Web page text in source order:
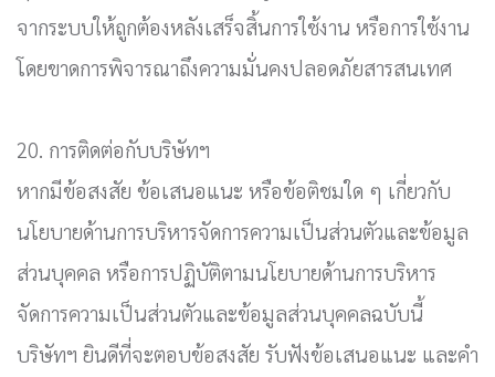
จากระบบให้ถูกต้องหลังเสร็จสิ้นการใช้งาน หรือการใช้งาน
โดยขาดการพิจารณาถึงความมั่นคงปลอดภัยสารสนเทศ
20. การติดต่อกับบริษัทฯ
หากมีข้อสงสัย ข้อเสนอแนะ หรือข้อติชมใด ๆ เกี่ยวกับ
นโยบายด้านการบริหารจัดการความเป็นส่วนตัวและข้อมูล
ส่วนบุคคล หรือการปฏิบัติตามนโยบายด้านการบริหาร
จัดการความเป็นส่วนตัวและข้อมูลส่วนบุคคลฉบับนี้
บริษัทฯ ยินดีที่จะตอบข้อสงสัย รับฟังข้อเสนอแนะ และคำ